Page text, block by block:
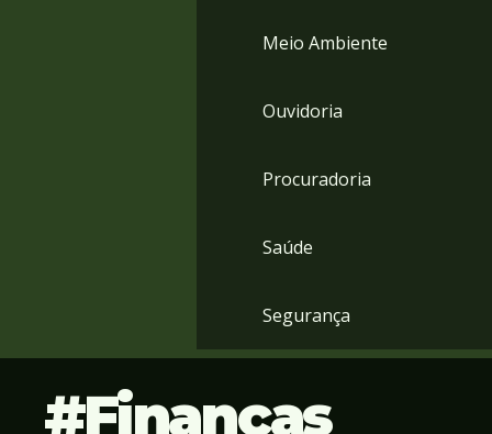
Meio Ambiente
Ouvidoria
Procuradoria
Saúde
Segurança
Finanças